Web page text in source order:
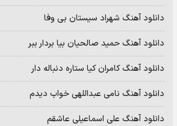
دانلود آهنگ شهراد سیستان بی وفا
دانلود آهنگ حمید صالحیان بیا بردار ببر
دانلود آهنگ کامران کیا ستاره دنباله دار
دانلود آهنگ نامی عبداللهی خواب دیدم
دانلود آهنگ علی اسماعیلی عاشقم